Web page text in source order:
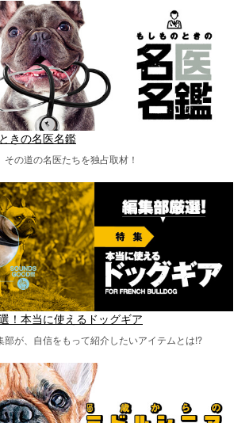
きの名医名鑑
の道の名医たちを独占取材！
！本当に使えるドッグギア
部が、自信をもって紹介したいアイテムとは!?